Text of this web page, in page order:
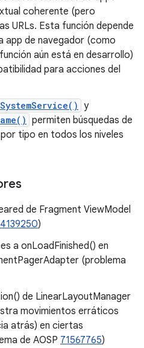
coherente (pero
URLs. Esta función depende
app de navegador (como
aún está en desarrollo)
para acciones del
y
permiten búsquedas de
tipo en todos los niveles
de Fragment ViewModel
)
a onLoadFinished() en
(problema
de LinearLayoutManager
movimientos erráticos
atrás) en ciertas
de AOSP 71567765)